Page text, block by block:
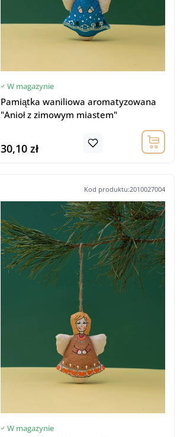
W magazynie
Pamiątka waniliowa aromatyzowana
"Anioł z zimowym miastem"
30,10 zł
Kod produktu:2010027004
W magazynie